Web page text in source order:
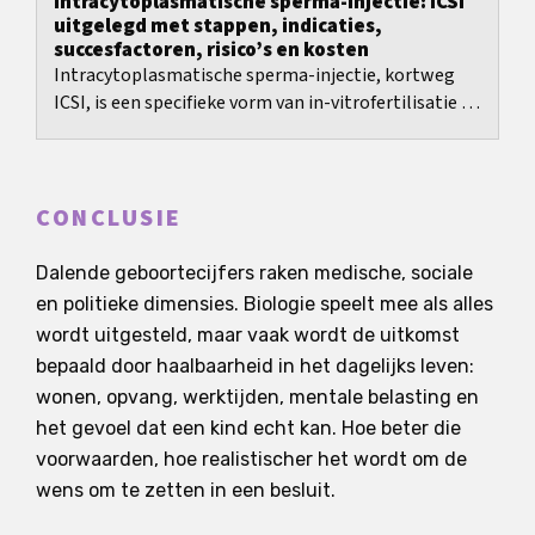
uitgelegd met stappen, indicaties,
succesfactoren, risico’s en kosten
Intracytoplasmatische sperma-injectie, kortweg
ICSI, is een specifieke vorm van in-vitrofertilisatie en
CONCLUSIE
Dalende geboortecijfers raken medische, sociale
en politieke dimensies. Biologie speelt mee als alles
wordt uitgesteld, maar vaak wordt de uitkomst
bepaald door haalbaarheid in het dagelijks leven:
wonen, opvang, werktijden, mentale belasting en
het gevoel dat een kind echt kan. Hoe beter die
voorwaarden, hoe realistischer het wordt om de
wens om te zetten in een besluit.